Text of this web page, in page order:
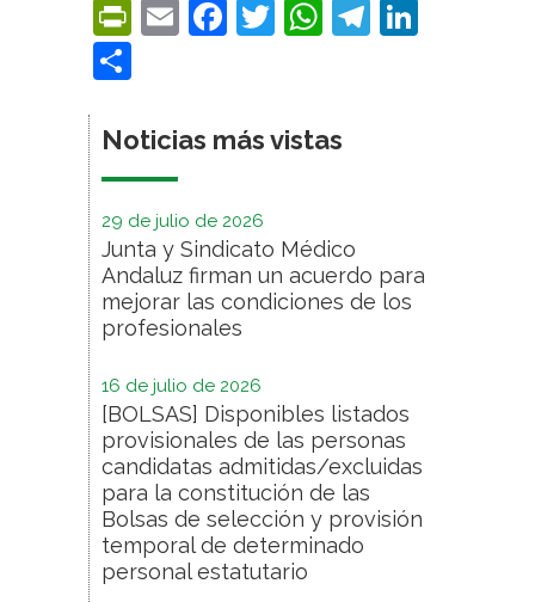
PrintFriendly
EmailFacebook
Twitter
WhatsApp
Noticias más vistas
29 de julio de 2026
Junta y Sindicato Médico
Andaluz firman un acuerdo para
mejorar las condiciones de los
profesionales
16 de julio de 2026
[BOLSAS] Disponibles listados
provisionales de las personas
candidatas admitidas/excluidas
para la constitución de las
Bolsas de selección y provisión
temporal de determinado
personal estatutario